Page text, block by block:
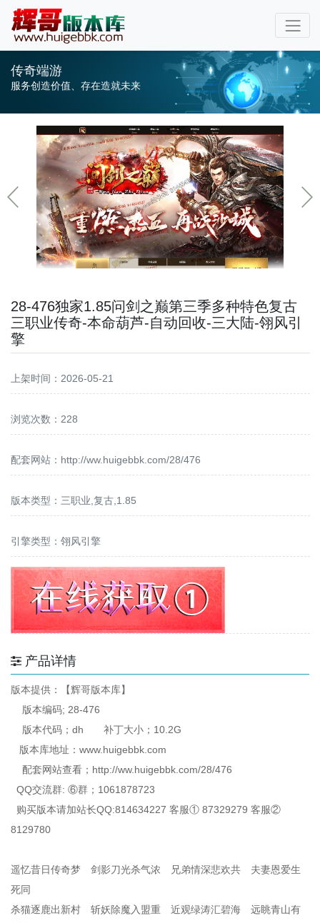
传奇端游
服务创造价值、存在造就未来
28-476独家1.85问剑之巅第三季多种特色复古
三职业传奇-本命葫芦-自动回收-三大陆-翎风引
擎
上架时间：2026-05-21
浏览次数：228
配套网站： http://ww.huigebbk.com/28/476
版本类型：三职业,复古,1.85
引擎类型：翎风引擎
产品详情
版本提供：【辉哥版本库】
版本编码; 28-476
版本代码；dh 补丁大小；10.2G
版本库地址：www.huigebbk.com
配套网站查看；http://ww.huigebbk.com/28/476
QQ交流群: ⑥群；1061878723
购买版本请加站长QQ:814634227 客服① 87329279 客服②
8129780
遥忆昔日传奇梦 剑影刀光杀气浓 兄弟情深悲欢共 夫妻恩爱生
死同
杀猫逐鹿出新村 斩妖除魔入盟重 近观绿涛汇碧海 远眺青山有